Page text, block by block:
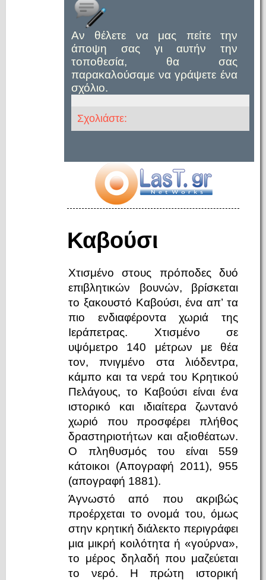
Αν θέλετε να μας πείτε την
άποψη σας γι αυτήν την
τοποθεσία, θα σας
παρακαλούσαμε να γράψετε ένα
σχόλιο.
Σχολιάστε:
Καβούσι
Χτισμένο στους πρόποδες δυό
επιβλητικών βουνών, βρίσκεται
το ξακουστό Καβούσι, ένα απ’ τα
πιο ενδιαφέροντα χωριά της
Ιεράπετρας. Χτισμένο σε
υψόμετρο 140 μέτρων με θέα
τον, πνιγμένο στα λιόδεντρα,
κάμπο και τα νερά του Κρητικού
Πελάγους, το Καβούσι είναι ένα
ιστορικό και ιδιαίτερα ζωντανό
χωριό που προσφέρει πλήθος
δραστηριοτήτων και αξιοθέατων.
Ο πληθυσμός του είναι 559
κάτοικοι (Απογραφή 2011), 955
(απογραφή 1881).
Άγνωστό από που ακριβώς
προέρχεται το ονομά του, όμως
στην κρητική διάλεκτο περιγράφει
μια μικρή κοιλότητα ή «γούρνα»,
το μέρος δηλαδή που μαζεύεται
το νερό. Η πρώτη ιστορική